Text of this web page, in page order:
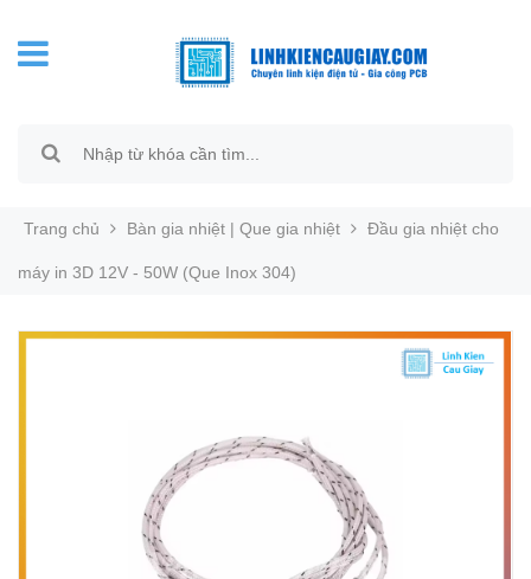
Trang chủ Bàn gia nhiệt | Que gia nhiệt Đầu gia nhiệt cho
máy in 3D 12V - 50W (Que Inox 304)